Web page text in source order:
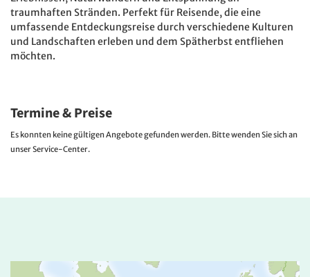
traumhaften Stränden. Perfekt für Reisende, die eine
umfassende Entdeckungsreise durch verschiedene Kulturen
und Landschaften erleben und dem Spätherbst entfliehen
möchten.
Termine & Preise
Es konnten keine gültigen Angebote gefunden werden. Bitte wenden Sie sich an
unser Service-Center.